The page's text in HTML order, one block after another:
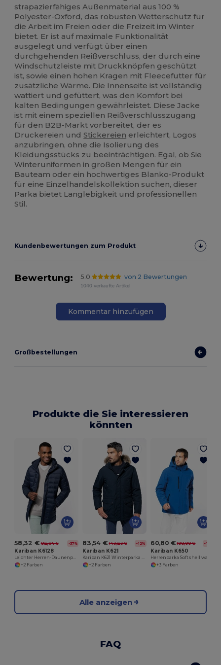
strapazierfähiges Außenmaterial aus 100 %
Polyester-Oxford, das robusten Wetterschutz für
die Arbeit im Freien oder die Freizeit im Winter
bietet. Er ist auf maximale Funktionalität
ausgelegt und verfügt über einen
durchgehenden Reißverschluss, der durch eine
Windschutzleiste mit Druckknöpfen geschützt
ist, sowie einen hohen Kragen mit Fleecefutter für
zusätzliche Wärme. Die Innenseite ist vollständig
wattiert und gefüttert, was den Komfort bei
kalten Bedingungen gewährleistet. Diese Jacke
ist mit einem speziellen Reißverschlusszugang
für den B2B-Markt vorbereitet, der es
Druckereien undStickereien erleichtert, Logos
anzubringen, ohne die Isolierung des
Kleidungsstücks zu beeinträchtigen. Egal, ob Sie
Winteruniformen in großen Mengen für ein
Bauteam oder ein hochwertiges Blanko-Produkt
für eine Einzelhandelskollektion suchen, dieser
Parka bietet Langlebigkeit und professionellen
Stil.
Kundenbewertungen zum Produkt
Bewertung: 5.0 von 2 Bewertungen
1040 verkaufte Artikel
Kommentar hinzufügen
Großbestellungen
Produkte die Sie interessieren
könnten
58,32 € 92,84 € -37%
Kariban K6128
Leichter Herren-Daunenparka mit Kapuze
+2 Farben
83,54 € 143,23 € -42%
Kariban K621
Kariban K621 Winterparka mit abnehmbarer Kapuze
+2 Farben
60,80 € 108,00 € -44%
Kariban K650
+3 Farben
Alle anzeigen
FAQ